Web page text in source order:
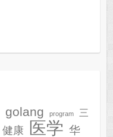
golang program
三
健康 医学 华